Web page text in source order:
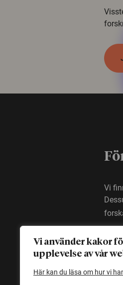
Vi använder kakor
upplevelse av vår
Här kan du läsa om hur vi
Vi